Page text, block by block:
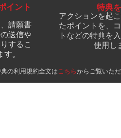
イント
請願書
送信や
するこ
。
特典
アクションを起
たポイントを、
トなどの特典を
使用し
の利用規約全文は こちらからご覧いただ